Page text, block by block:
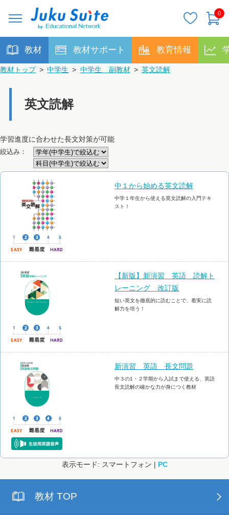
0
教材 教材サポート 教育情報
教材トップ > 中学生 > 中学生 副教材 > 英文読解
英文読解
学習進度に合わせた長文対策が可能
絞込み：
中１から始める英文読解
中学１年生から使える英文読解の入門テキ
スト！
【新版】新演習 英語 読解ト
レーニング 改訂版
短い英文を徹底的に読むことで、着実に読
解力を培う！
新演習 英語 長文問題
中３の1・２学期から入試まで使える、英語
長文読解の確かな力が身につく教材
表示モード: スマートフォン | PC
教材 TOP